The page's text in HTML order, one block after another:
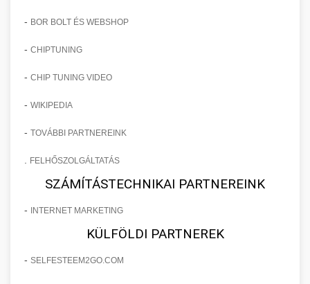
- BOR BOLT ÉS WEBSHOP
- CHIPTUNING
- CHIP TUNING VIDEO
- WIKIPEDIA
- TOVÁBBI PARTNEREINK
FELHŐSZOLGÁLTATÁS
SZÁMÍTÁSTECHNIKAI PARTNEREINK
- INTERNET MARKETING
KÜLFÖLDI PARTNEREK
- SELFESTEEM2GO.COM